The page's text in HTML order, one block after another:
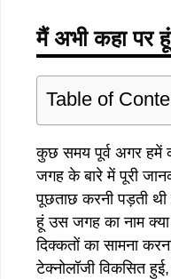
मैं अभी कहा पर हूं
Table of
कुछ समय पूर्व अगर हमें
जगह के बारे में पूरी
पूछताछ करनी पड़ती
हूं उस जगह का नाम
दिक्कतों का सामना
टेक्नोलॉजी विकसित